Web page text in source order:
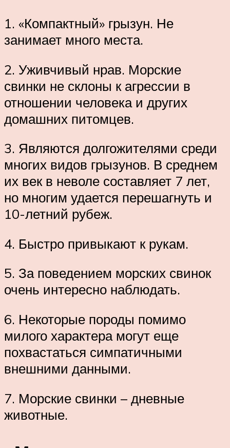
1. «Компактный» грызун. Не
занимает много места.
2. Уживчивый нрав. Морские
свинки не склоны к агрессии в
отношении человека и других
домашних питомцев.
3. Являются долгожителями среди
многих видов грызунов. В среднем
их век в неволе составляет 7 лет,
но многим удается перешагнуть и
10-летний рубеж.
4. Быстро привыкают к рукам.
5. За поведением морских свинок
очень интересно наблюдать.
6. Некоторые породы помимо
милого характера могут еще
похвастаться симпатичными
внешними данными.
7. Морские свинки – дневные
животные.